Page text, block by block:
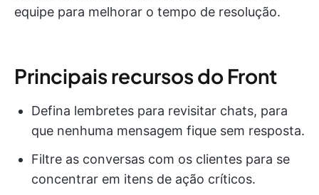
equipe para melhorar o tempo de resolução.
Principais recursos do Front
Defina lembretes para revisitar chats, para
que nenhuma mensagem fique sem resposta.
Filtre as conversas com os clientes para se
concentrar em itens de ação críticos.